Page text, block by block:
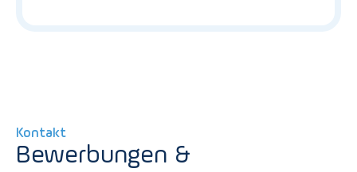
Kontakt
Bewerbungen &